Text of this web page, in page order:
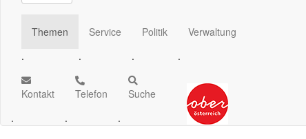
Themen
.
Service
.
Politik
.
Verwaltung
.
Kontakt
.
Telefon
.
Suche
.